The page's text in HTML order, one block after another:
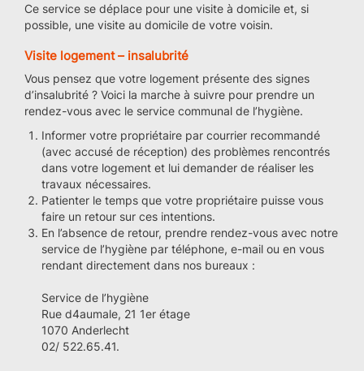
Ce service se déplace pour une visite à domicile et, si
possible, une visite au domicile de votre voisin.
Visite logement – insalubrité
Vous pensez que votre logement présente des signes
d’insalubrité ? Voici la marche à suivre pour prendre un
rendez-vous avec le service communal de l’hygiène.
Informer votre propriétaire par courrier recommandé
(avec accusé de réception) des problèmes rencontrés
dans votre logement et lui demander de réaliser les
travaux nécessaires.
Patienter le temps que votre propriétaire puisse vous
faire un retour sur ces intentions.
En l’absence de retour, prendre rendez-vous avec notre
service de l’hygiène par téléphone, e-mail ou en vous
rendant directement dans nos bureaux :
Service de l’hygiène
Rue d4aumale, 21 1er étage
1070 Anderlecht
02/ 522.65.41.